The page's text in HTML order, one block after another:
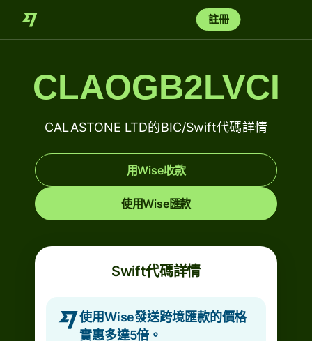
註冊
CLAOGB2LVCI
CALASTONE LTD的BIC/Swift代碼詳情
用Wise收款
使用Wise匯款
Swift代碼詳情
使用Wise發送跨境匯款的價格
實惠多達5倍。